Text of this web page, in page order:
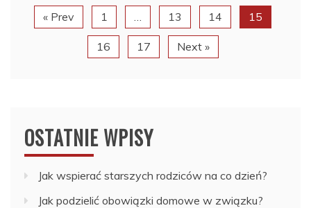
« Prev 1 13 14 15
16 17 Next »
OSTATNIE WPISY
Jak wspierać starszych rodziców na co dzień?
Jak podzielić obowiązki domowe w związku?